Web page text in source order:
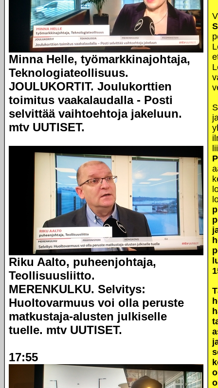
Minna Helle, työmarkkinajohtaja,
Teknologiateollisuus.
JOULUKORTIT. Joulukorttien
toimitus vaakalaudalla - Posti
selvittää vaihtoehtoja jakeluun.
mtv UUTISET.
Riku Aalto, puheenjohtaja,
Teollisuusliitto.
MERENKULKU. Selvitys:
Huoltovarmuus voi olla peruste
matkustaja-alusten julkiselle
tuelle. mtv UUTISET.
17:55